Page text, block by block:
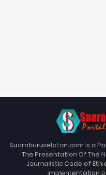
Suaraburuselatan.com Is a
The Presentation Of The
Journalistic Code of
implementation